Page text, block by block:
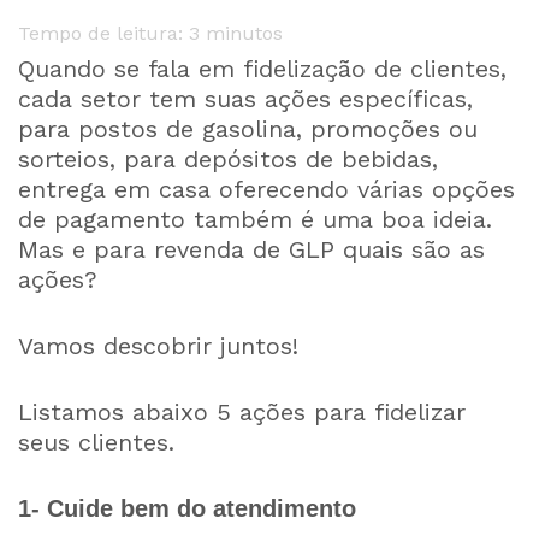
Tempo de leitura: 3 minutos
Quando se fala em fidelização de clientes,
cada setor tem suas ações específicas,
para postos de gasolina, promoções ou
sorteios, para depósitos de bebidas,
entrega em casa oferecendo várias opções
de pagamento também é uma boa ideia.
Mas e para revenda de GLP quais são as
ações?
Vamos descobrir juntos!
Listamos abaixo 5 ações para fidelizar
seus clientes.
1- Cuide bem do atendimento